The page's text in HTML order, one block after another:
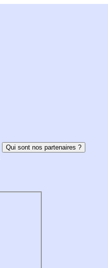
Qui sont nos partenaires ?